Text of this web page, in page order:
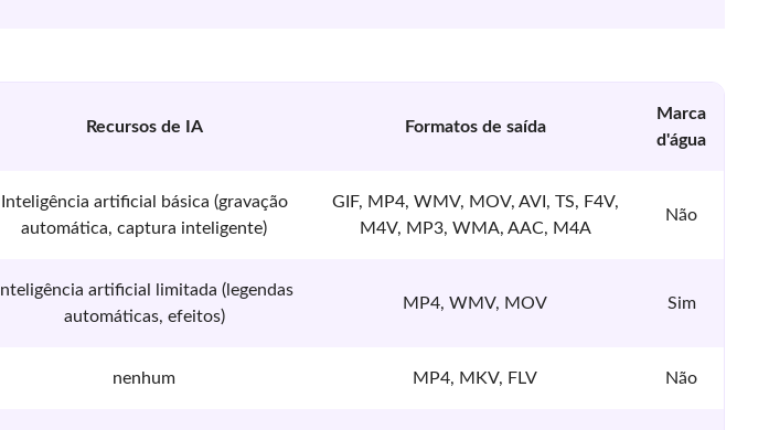
Recursos de IA Formatos de saída
Marca
d'água
Inteligência artificial básica (gravação
automática, captura inteligente)
GIF, MP4, WMV, MOV, AVI, TS, F4V,
M4V, MP3, WMA, AAC, M4A
Não
Inteligência artificial limitada (legendas
automáticas, efeitos)
MP4, WMV, MOV Sim
nenhum MP4, MKV, FLV Não